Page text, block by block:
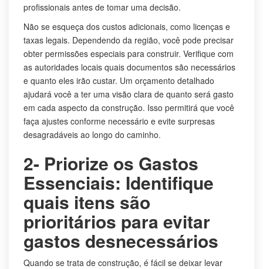
profissionais antes de tomar uma decisão.
Não se esqueça dos custos adicionais, como licenças e
taxas legais. Dependendo da região, você pode precisar
obter permissões especiais para construir. Verifique com
as autoridades locais quais documentos são necessários
e quanto eles irão custar. Um orçamento detalhado
ajudará você a ter uma visão clara de quanto será gasto
em cada aspecto da construção. Isso permitirá que você
faça ajustes conforme necessário e evite surpresas
desagradáveis ao longo do caminho.
2- Priorize os Gastos
Essenciais: Identifique
quais itens são
prioritários para evitar
gastos desnecessários
Quando se trata de construção, é fácil se deixar levar